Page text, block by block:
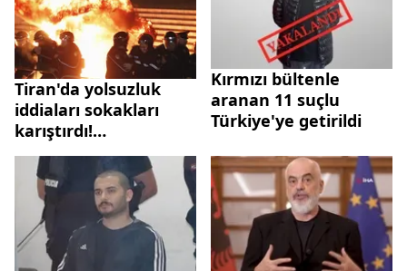
Tiran'da yolsuzluk
iddiaları sokakları
karıştırdı!
Arnavutluk'ta Edi
Rama hükümetine
istifa çağrısı
Kırmızı bültenle
aranan 11 suçlu
Türkiye'ye getirildi